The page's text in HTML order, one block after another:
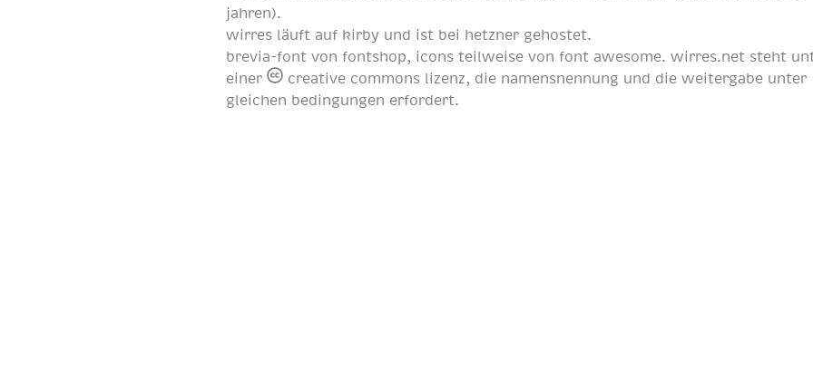
jahren).
wirres läuft auf kirby und ist bei hetzner gehostet.
brevia-font vonfontshop, icons teilweise vonfont awesome. wirres.net steht
einer
creative commons lizenz, die namensnennung und die weitergabe unter
gleichen bedingungen erfordert.